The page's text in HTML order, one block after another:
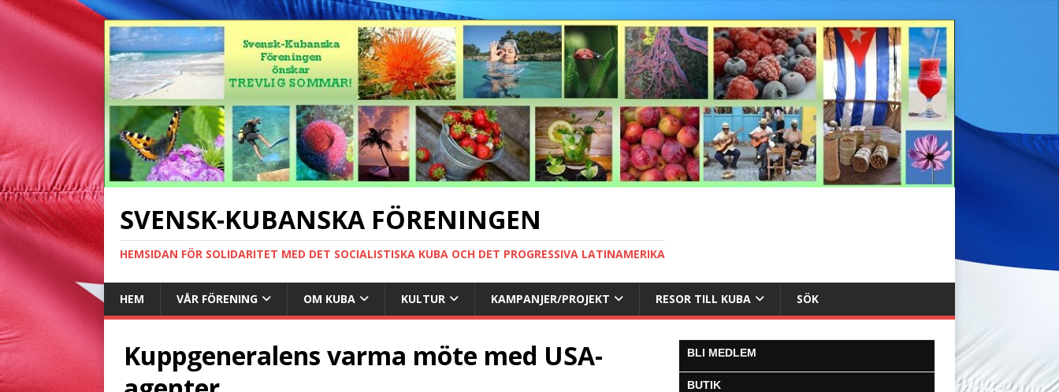
SVENSK-KUBANSKA FÖRENINGEN
HEMSIDAN FÖR SOLIDARITET MED DET SOCIALISTISKA KUBA OCH DET PROGRESSIVA LATINAMERIKA
HEM VÅR FÖRENING OM KUBA KULTUR KAMPANJER/PROJEKT RESOR TILL KUBA SÖK
Kuppgeneralens varma möte med USA-
BLI MEDLEM
BUTIK